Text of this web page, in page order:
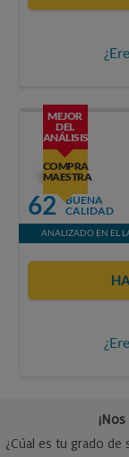
MEJOR
DEL
ANÁLISIS
COMPRA
MAESTRA
OCU
62 BUENA
CALIDAD
ANALIZADO EN EL